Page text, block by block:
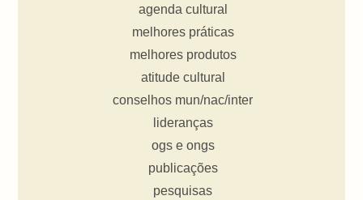
agenda cultural
melhores práticas
melhores produtos
atitude cultural
conselhos mun/nac/inter
lideranças
ogs e ongs
publicações
pesquisas